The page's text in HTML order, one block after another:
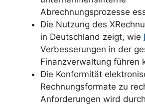
Abrechnungsprozesse
Die Nutzung des
in Deutschland zeigt, wie
Verbesserungen in der
Finanzverwaltung führen
Die Konformität
Rechnungsformate zu
Anforderungen wird